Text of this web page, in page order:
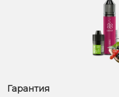
Гарантия